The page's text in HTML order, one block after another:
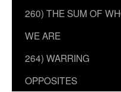
260) THE SUM OF
WE ARE
264) WARRING
OPPOSITES